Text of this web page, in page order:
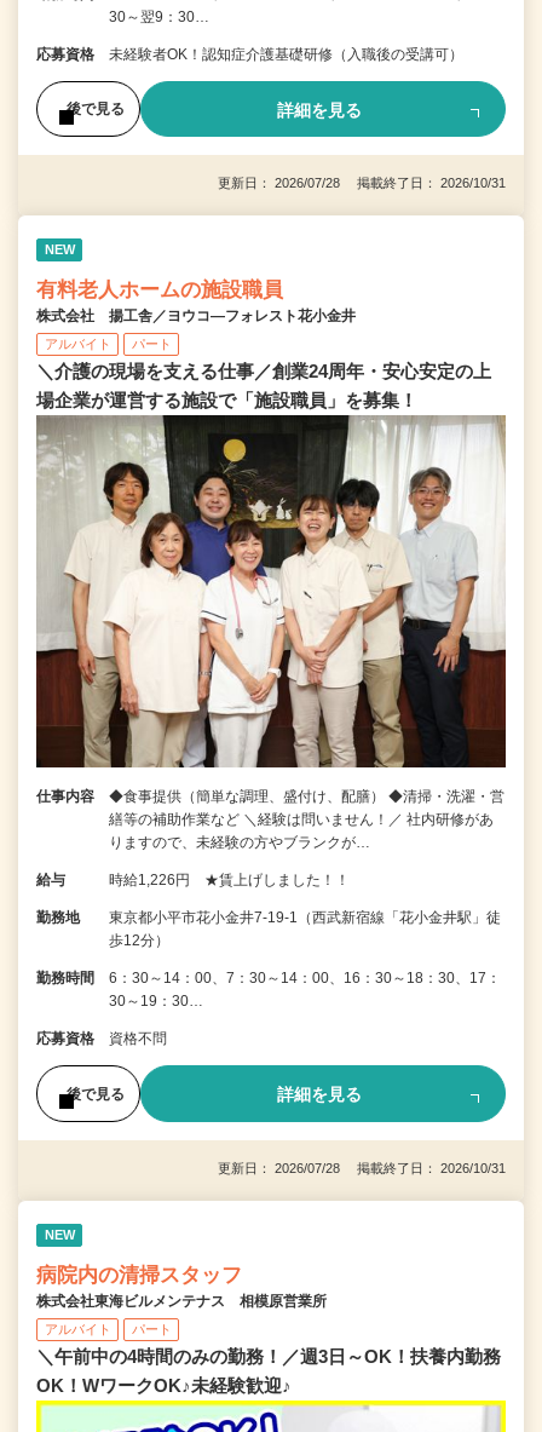
30～翌9：30…
応募資格 未経験者OK！認知症介護基礎研修（入職後の受講可）
後で見る 詳細を見る
更新日： 2026/07/28 掲載終了日： 2026/10/31
NEW
有料老人ホームの施設職員
株式会社 揚工舎／ヨウコ―フォレスト花小金井
アルバイト パート
＼介護の現場を支える仕事／創業24周年・安心安定の上
場企業が運営する施設で「施設職員」を募集！
仕事内容
◆食事提供（簡単な調理、盛付け、配膳） ◆清掃・洗濯・営
繕等の補助作業など ＼経験は問いません！／ 社内研修があ
りますので、未経験の方やブランクが…
給与 時給1,226円 ★賃上げしました！！
勤務地
東京都小平市花小金井7‐19‐1（西武新宿線「花小金井駅」徒
歩12分）
勤務時間
6：30～14：00、7：30～14：00、16：30～18：30、17：
30～19：30…
応募資格 資格不問
後で見る 詳細を見る
更新日： 2026/07/28 掲載終了日： 2026/10/31
NEW
病院内の清掃スタッフ
株式会社東海ビルメンテナス 相模原営業所
アルバイト パート
＼午前中の4時間のみの勤務！／週3日～OK！扶養内勤務
OK！WワークOK♪未経験歓迎♪